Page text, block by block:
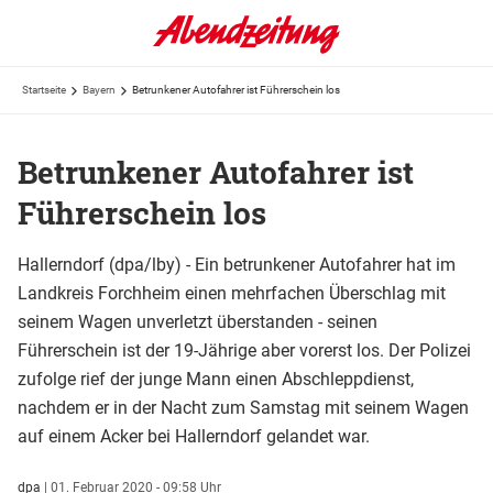
Startseite Bayern Betrunkener Autofahrer ist Führerschein los
Betrunkener Autofahrer ist
Führerschein los
Hallerndorf (dpa/lby) - Ein betrunkener Autofahrer hat im
Landkreis Forchheim einen mehrfachen Überschlag mit
seinem Wagen unverletzt überstanden - seinen
Führerschein ist der 19-Jährige aber vorerst los. Der Polizei
zufolge rief der junge Mann einen Abschleppdienst,
nachdem er in der Nacht zum Samstag mit seinem Wagen
auf einem Acker bei Hallerndorf gelandet war.
dpa | 01. Februar 2020 - 09:58 Uhr